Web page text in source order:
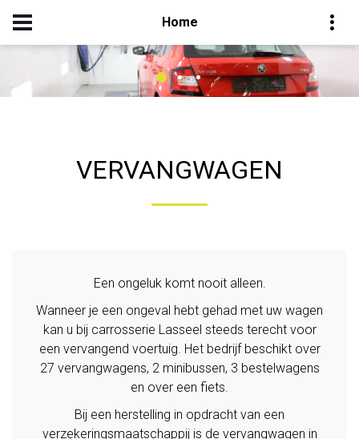
Home
VERVANGWAGEN
Een ongeluk komt nooit alleen.
Wanneer je een ongeval hebt gehad met uw wagen
kan u bij carrosserie Lasseel steeds terecht voor
een vervangend voertuig. Het bedrijf beschikt over
27 vervangwagens, 2 minibussen, 3 bestelwagens
en over een fiets.
Bij een herstelling in opdracht van een
verzekeringsmaatschappij is de vervangwagen in